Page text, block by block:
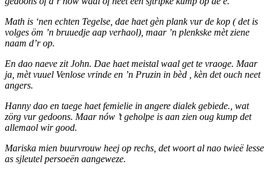
Math is ‘nen echten Tegelse, dae haet gèn plank vur de kop ( det is
volges öm ’n bruuedje aap verhaol), maar ’n plenkske mèt ziene
naam d’r op.
En dao naeve zit John. Dae haet meistal waal get te vraoge. Maar
ja, mèt vuuel Venlose vrinde en ’n Pruzin in bèd , kèn det ouch neet
angers.
Hanny dao en taege haet femielie in angere dialek gebiede., wat
zörg vur gedoons. Maar nów ’t geholpe is aan zien oug kump det
allemaol wir good.
Mariska mien buurvrouw heej op rechs, det woort al nao twieë lesse
as sjleutel persoeën aangeweze.